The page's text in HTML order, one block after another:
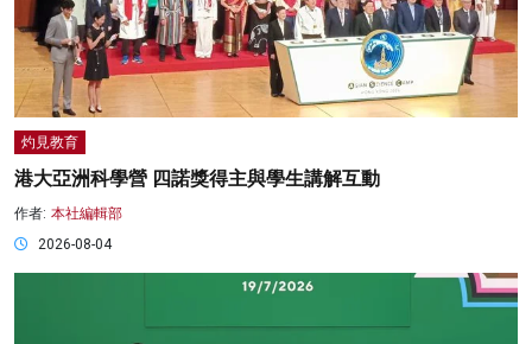
灼見教育
港大亞洲科學營 四諾獎得主與學生講解互動
作者: 本社編輯部
2026-08-04